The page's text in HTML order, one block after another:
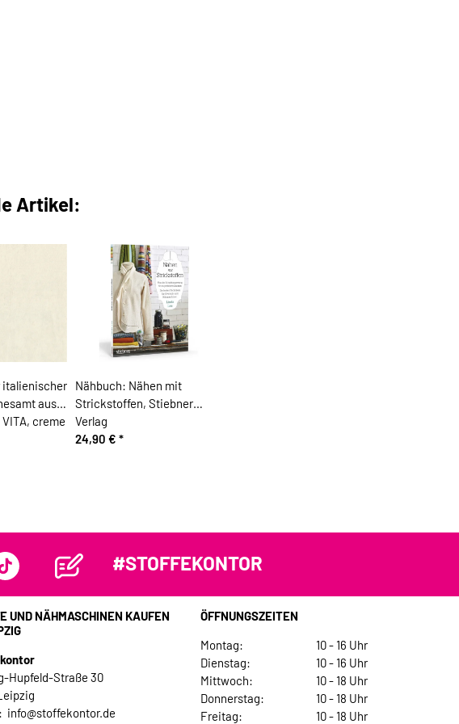
Artikel:
italienischer
aus
creme
Nähbuch: Nähen mit
Strickstoffen, Stiebner
Verlag
24,90 € *
#STOFFEKONTOR
UND NÄHMASCHINEN KAUFEN
Hupfeld-Straße 30
info@stoffekontor.de
ÖFFNUNGSZEITEN
Montag:
10 - 16 Uhr
Dienstag:
10 - 16 Uhr
Mittwoch:
10 - 18 Uhr
Donnerstag:
10 - 18 Uhr
Freitag:
10 - 18 Uhr